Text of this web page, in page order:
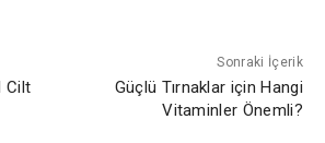
Cilt
Sonraki İçerik
Güçlü Tırnaklar için Hangi
Vitaminler Önemli?